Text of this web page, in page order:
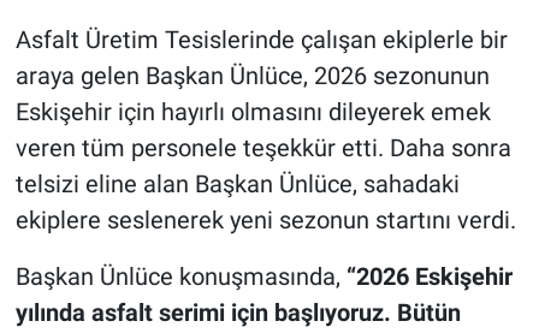
Asfalt Üretim Tesislerinde çalışan ekiplerle bir
araya gelen Başkan Ünlüce, 2026 sezonunun
Eskişehir için hayırlı olmasını dileyerek emek
veren tüm personele teşekkür etti. Daha sonra
telsizi eline alan Başkan Ünlüce, sahadaki
ekiplere seslenerek yeni sezonun startını verdi.
Başkan Ünlüce konuşmasında, “2026 Eskişehir
yılında asfalt serimi için başlıyoruz. Bütün